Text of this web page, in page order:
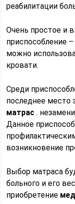
реабилитации
Очень простое и
приспособление –
можно
кровати.
Среди
последнее место
матрас .
Данное
возникновение
Выбор матраса
больного и его
приобретение